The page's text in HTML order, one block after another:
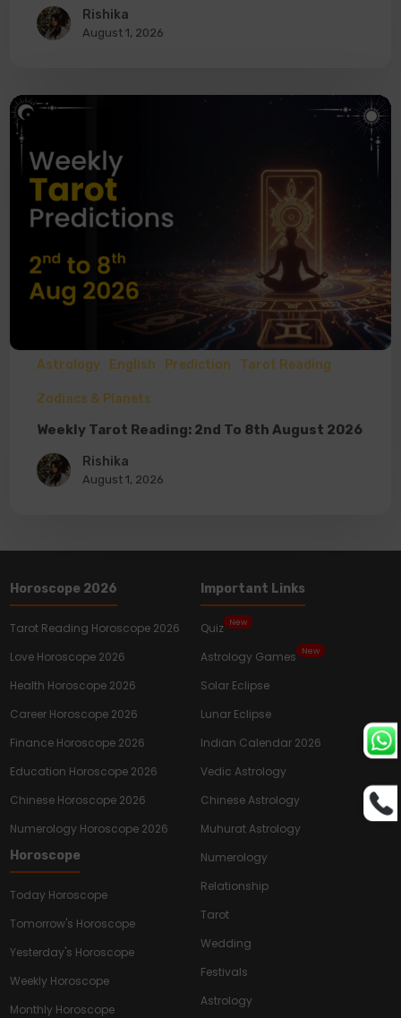
Rishika
August 1, 2026
Astrology English Prediction Tarot Reading
Zodiacs & Planets
Weekly Tarot Reading: 2nd To 8th August 2026
Rishika
August 1, 2026
Horoscope 2026
Tarot Reading Horoscope 2026
Love Horoscope 2026
Health Horoscope 2026
Career Horoscope 2026
Finance Horoscope 2026
Education Horoscope 2026
Chinese Horoscope 2026
Numerology Horoscope 2026
Horoscope
Today Horoscope
Tomorrow's Horoscope
Yesterday's Horoscope
Weekly Horoscope
Monthly Horoscope
Important Links
Quiz New
Astrology Games New
Solar Eclipse
Lunar Eclipse
Indian Calendar 2026
Vedic Astrology
Chinese Astrology
Muhurat Astrology
Numerology
Relationship
Tarot
Wedding
Festivals
Astrology